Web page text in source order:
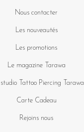
Nous contacter
Les nouveautés
Les promotions
Le magazine Tarawa
Tattoo Piercing Tarawa
Carte Cadeau
Rejoins nous